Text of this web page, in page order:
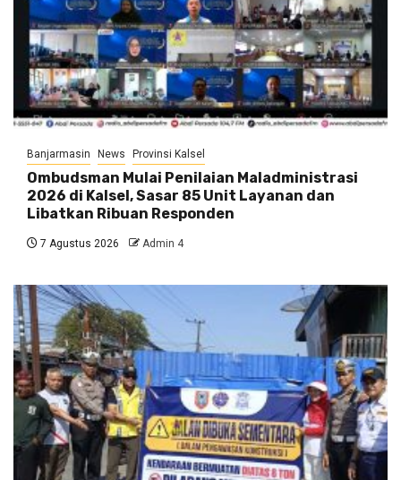
Banjarmasin News Provinsi Kalsel
Ombudsman Mulai Penilaian Maladministrasi
2026 di Kalsel, Sasar 85 Unit Layanan dan
Libatkan Ribuan Responden
7 Agustus 2026 Admin 4